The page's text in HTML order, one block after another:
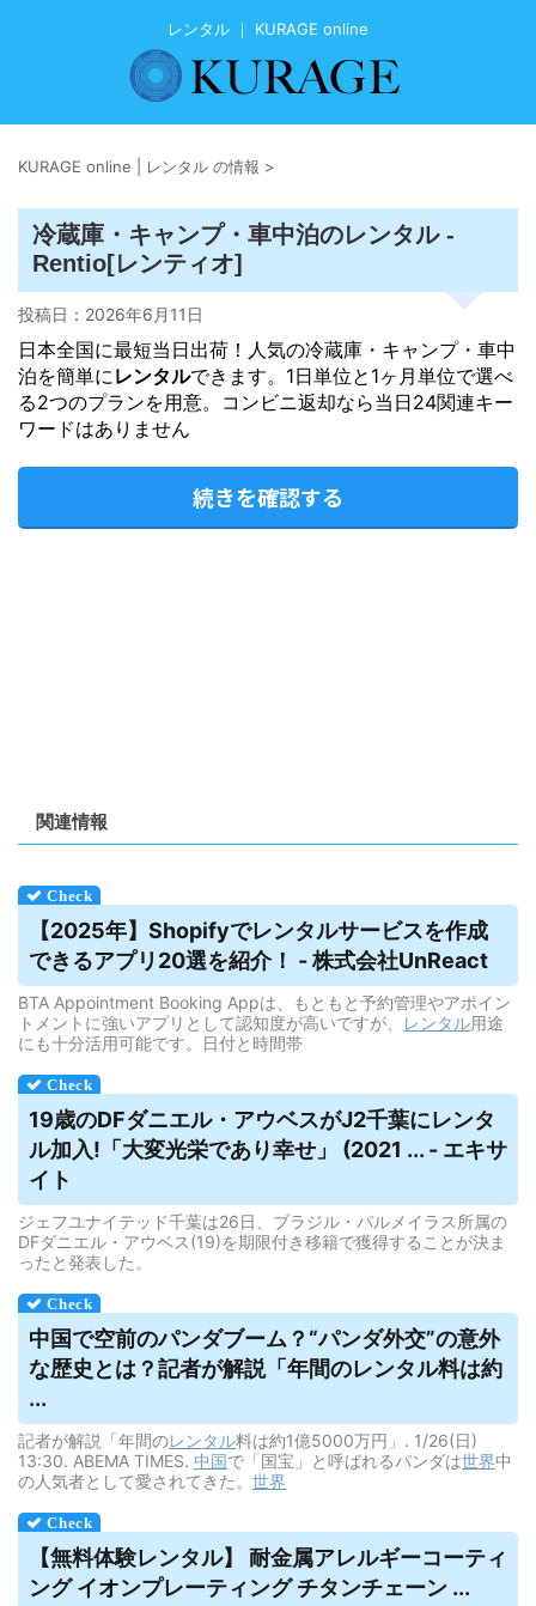
レンタル ｜ KURAGE online
KURAGE online | レンタル の情報 >
冷蔵庫・キャンプ・車中泊のレンタル-
Rentio[レンティオ]
投稿日： 2026年6月11日
日本全国に最短当日出荷！人気の冷蔵庫・キャンプ・車中
泊を簡単にレンタルできます。1日単位と1ヶ月単位で選べ
る2つのプランを用意。コンビニ返却なら当日24関連キー
ワードはありません
続きを確認する
関連情報
【2025年】Shopifyでレンタルサービスを作成
できるアプリ20選を紹介！ - 株式会社UnReact
BTA Appointment Booking Appは、もともと予約管理やアポイン
トメントに強いアプリとして認知度が高いですが、
レンタル用途
にも十分活用可能です。日付と時間帯
19歳のDFダニエル・アウベスがJ2千葉にレンタ
ル加入!「大変光栄であり幸せ」 (2021 ... - エキサ
イト
ジェフユナイテッド千葉は26日、ブラジル・パルメイラス所属の
DFダニエル・アウベス(19)を期限付き移籍で獲得することが決ま
ったと発表した。
中国で空前のパンダブーム？“パンダ外交”の意外
な歴史とは？記者が解説「年間のレンタル料は約
...
記者が解説「年間のレンタル料は約1億5000万円」. 1/26(日)
13:30. ABEMA TIMES. 中国で「国宝」と呼ばれるパンダは世界中
の人気者として愛されてきた。 世界
【無料体験レンタル】 耐金属アレルギーコーティ
ング イオンプレーティング チタンチェーン ...